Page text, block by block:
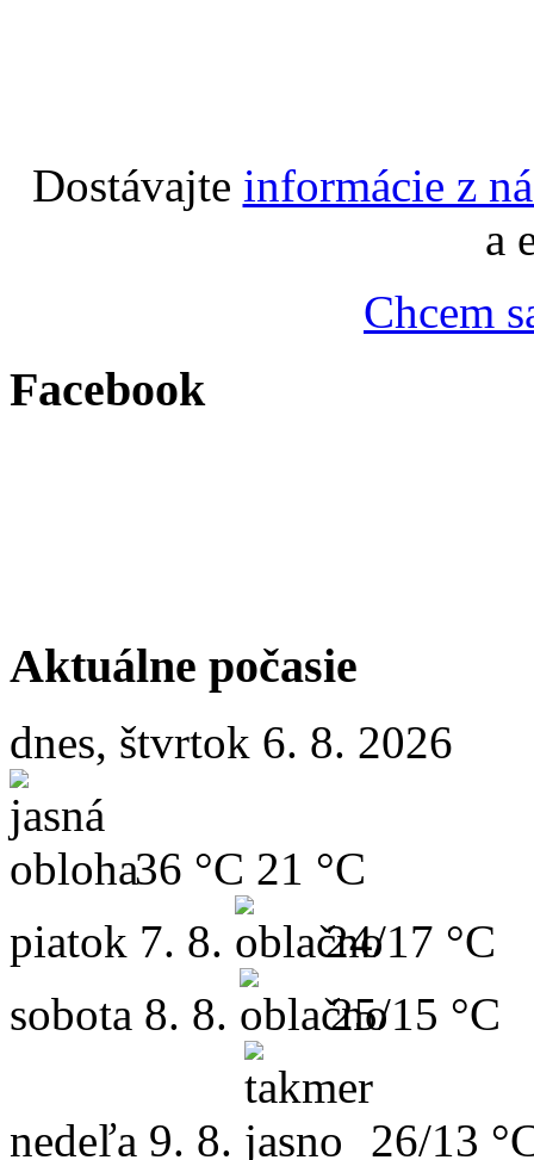
Dostávajte informácie z
a
Chcem
Facebook
Aktuálne počasie
dnes, štvrtok 6. 8. 2026
36 °C 21 °C
piatok 7. 8.
24/17 °C
sobota 8. 8. 25/15 °C
nedeľa 9. 8. 26/13